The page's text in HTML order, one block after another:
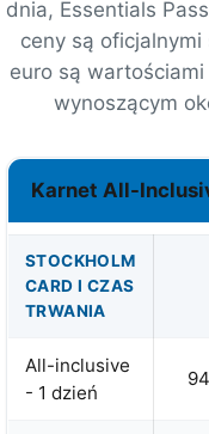
dnia, Essentials
ceny są
euro są
wynoszącym
Karnet All-
STOCKHOLM
CARD I CZAS
TRWANIA
All-inclusive
- 1 dzień